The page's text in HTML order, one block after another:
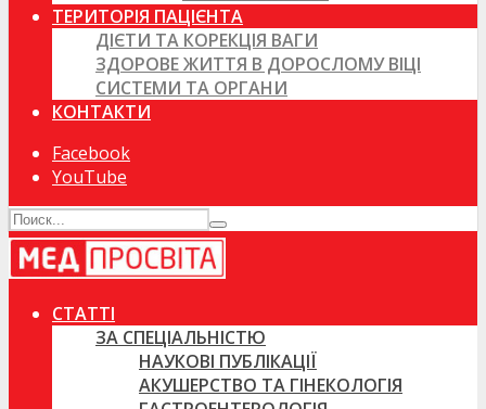
ТЕРИТОРІЯ ПАЦІЄНТА
ДІЄТИ ТА КОРЕКЦІЯ ВАГИ
ЗДОРОВЕ ЖИТТЯ В ДОРОСЛОМУ ВІЦІ
СИСТЕМИ ТА ОРГАНИ
КОНТАКТИ
Facebook
YouTube
СТАТТІ
ЗА СПЕЦІАЛЬНІСТЮ
НАУКОВІ ПУБЛІКАЦІЇ
АКУШЕРСТВО ТА ГІНЕКОЛОГІЯ